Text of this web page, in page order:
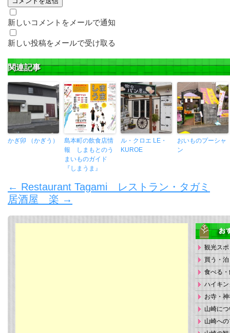
新しいコメントをメールで通知
新しい投稿をメールで受け取る
関連記事
かぎ卯 （かぎう）
島本町の飲食店情
報 しまもとのう
まいものガイド
『しまうま』
ル・クロエ LE・
KUROE
おいものプーシャ
ン
← Restaurant Tagami レストラン・タガミ
居酒屋 楽 →
観光ス
買う・
食べる
ハイキ
お寺・
山崎に
山崎へ